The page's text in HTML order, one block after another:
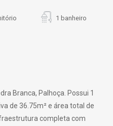
1 banheiro
Branca, Palhoça. Possui 1
de 36.75m² e área total de
completa com